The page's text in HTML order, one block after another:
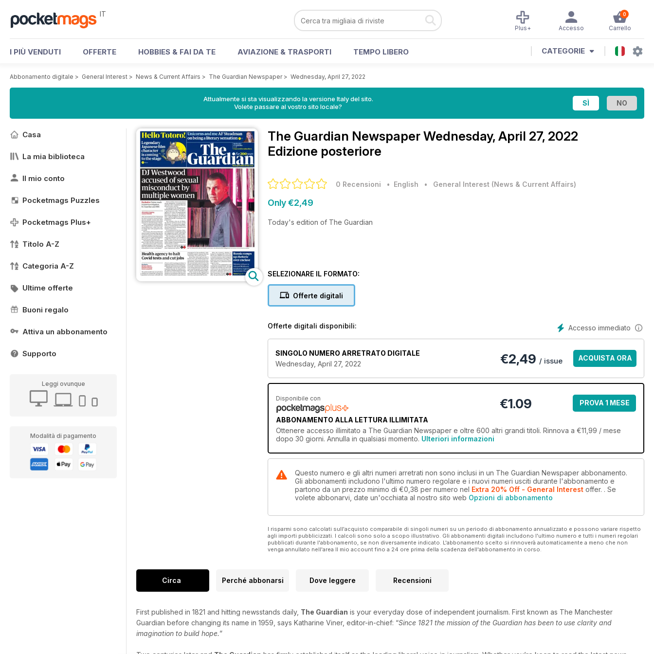
IT 0
Carrello
Accesso
Plus+
I PIÙ VENDUTI OFFERTE HOBBIES & FAI DA TE AVIAZIONE & TRASPORTI TEMPO LIBERO CATEGORIE
Abbonamento digitale > General Interest > News & Current Affairs > The Guardian Newspaper> Wednesday, April 27, 2022
Attualmente si sta visualizzando la versione Italy del sito.
Volete passare al vostro sito locale?
Casa
La mia biblioteca
Il mio conto
Pocketmags Puzzles
Pocketmags Plus+
Titolo A-Z
Categoria A-Z
Ultime offerte
Buoni regalo
Attiva un abbonamento
Supporto
Leggi ovunque
Modalità di pagamento
The Guardian NewspaperWednesday, April 27, 2022
Edizione posteriore
0 Recensioni • English • General Interest (News & Current Affairs)
Only €2,49
Today's edition of The Guardian
SELEZIONARE IL FORMATO:
Offerte digitali
Accesso immediato
Offerte digitali disponibili:
SINGOLO NUMERO ARRETRATO DIGITALE
Wednesday, April 27, 2022
€2,49 / issue ACQUISTA ORA
Disponibile con
ABBONAMENTO ALLA LETTURA ILLIMITATA
€1.09 PROVA 1 MESE
Ottenere accesso illimitato a The Guardian Newspaper e oltre 600 altri grandi titoli. Rinnova a €11,99 / mese
dopo 30 giorni. Annulla in qualsiasi momento. Ulteriori informazioni
Questo numero e gli altri numeri arretrati non sono inclusi in un The Guardian Newspaper abbonamento.
Gli abbonamenti includono l'ultimo numero regolare e i nuovi numeri usciti durante l'abbonamento e
partono da un prezzo minimo di €0,38 per numero nel Extra 20% Off - General Interest offer. . Se
volete abbonarvi, date un'occhiata al nostro sito web Opzioni di abbonamento
I risparmi sono calcolati sull'acquisto comparabile di singoli numeri su un periodo di abbonamento annualizzato e possono variare rispetto
agli importi pubblicizzati. I calcoli sono solo a scopo illustrativo. Gli abbonamenti digitali includono l'ultimo numero e tutti i numeri regolari
pubblicati durante l'abbonamento, se non diversamente indicato. L'abbonamento scelto si rinnoverà automaticamente a meno che non
venga annullato nell'area Il mio account fino a 24 ore prima della scadenza dell'abbonamento in corso.
Circa Perché abbonarsi Dove leggere Recensioni
First published in 1821 and hitting newsstands daily, The Guardian is your everyday dose of independent journalism. First known as The Manchester
Guardian before changing its name in 1959, says Katharine Viner, editor-in-chief: “Since 1821 the mission of the Guardian has been to use clarity and
imagination to build hope.”